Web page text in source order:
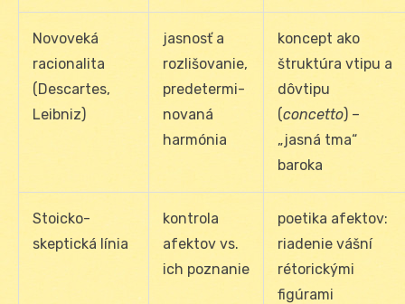
Novoveká
racionalita
(Descartes,
Leibniz)
jasnosť a
rozlišovanie,
predetermi­
no­vaná
harmónia
koncept ako
štruktúra vtipu a
dôvtipu
(concetto) –
„jasná tma“
baroka
Stoicko-
skeptická línia
kontrola
afektov vs.
ich poznanie
poetika afektov:
riadenie vášní
rétorickými
figúrami